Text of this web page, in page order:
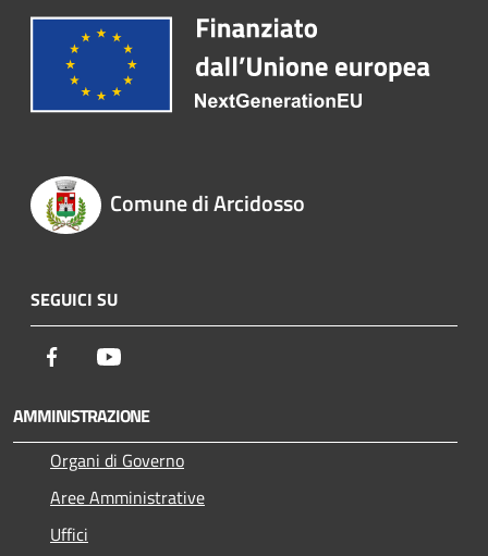
Comune di Arcidosso
SEGUICI SU
Facebook
AMMINISTRAZIONE
Organi di Governo
Aree Amministrative
Uffici